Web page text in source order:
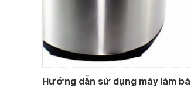
Hướng dẫn sử dụng máy làm